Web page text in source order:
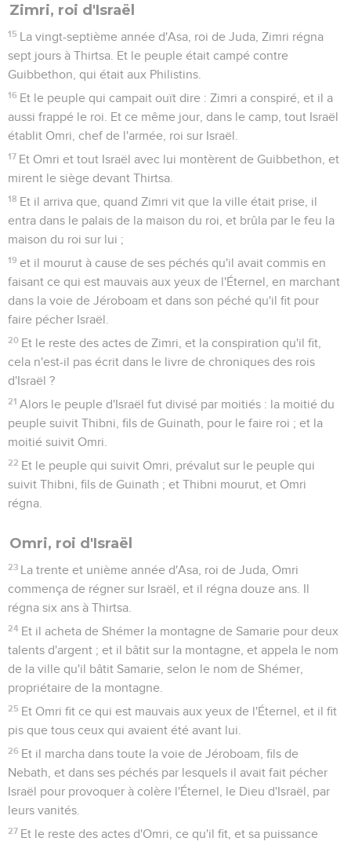
Zimri, roi d'Israël
15 La vingt-septième année d'Asa, roi de Juda, Zimri régna
sept jours à Thirtsa. Et le peuple était campé contre
Guibbethon, qui était aux Philistins.
16 Et le peuple qui campait ouït dire : Zimri a conspiré, et il a
aussi frappé le roi. Et ce même jour, dans le camp, tout Israël
établit Omri, chef de l'armée, roi sur Israël.
17 Et Omri et tout Israël avec lui montèrent de Guibbethon, et
mirent le siège devant Thirtsa.
18 Et il arriva que, quand Zimri vit que la ville était prise, il
entra dans le palais de la maison du roi, et brûla par le feu la
maison du roi sur lui ;
19 et il mourut à cause de ses péchés qu'il avait commis en
faisant ce qui est mauvais aux yeux de l'Éternel, en marchant
dans la voie de Jéroboam et dans son péché qu'il fit pour
faire pécher Israël.
20 Et le reste des actes de Zimri, et la conspiration qu'il fit,
cela n'est-il pas écrit dans le livre de chroniques des rois
d'Israël ?
21 Alors le peuple d'Israël fut divisé par moitiés : la moitié du
peuple suivit Thibni, fils de Guinath, pour le faire roi ; et la
moitié suivit Omri.
22 Et le peuple qui suivit Omri, prévalut sur le peuple qui
suivit Thibni, fils de Guinath ; et Thibni mourut, et Omri
régna.
Omri, roi d'Israël
23 La trente et unième année d'Asa, roi de Juda, Omri
commença de régner sur Israël, et il régna douze ans. Il
régna six ans à Thirtsa.
24 Et il acheta de Shémer la montagne de Samarie pour deux
talents d'argent ; et il bâtit sur la montagne, et appela le nom
de la ville qu'il bâtit Samarie, selon le nom de Shémer,
propriétaire de la montagne.
25 Et Omri fit ce qui est mauvais aux yeux de l'Éternel, et il fit
pis que tous ceux qui avaient été avant lui.
26 Et il marcha dans toute la voie de Jéroboam, fils de
Nebath, et dans ses péchés par lesquels il avait fait pécher
Israël pour provoquer à colère l'Éternel, le Dieu d'Israël, par
leurs vanités.
27 Et le reste des actes d'Omri, ce qu'il fit, et sa puissance